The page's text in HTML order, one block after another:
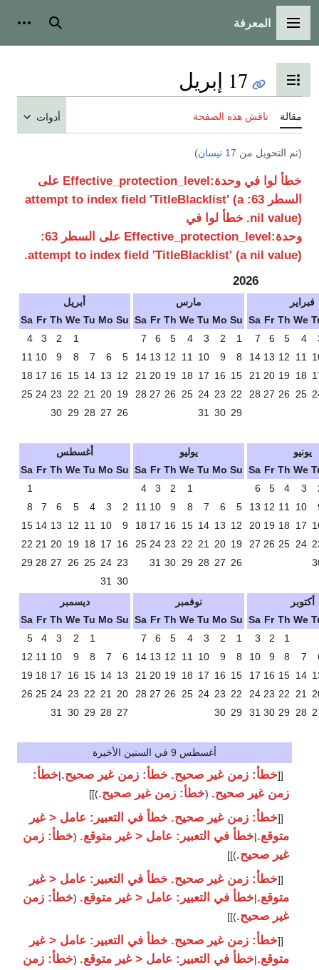
القائمة الرئيسية
المعرفة بحث
تبديل عرض جدول المحتويات
17 إبريل
مقالة ناقش هذه الصفحة أدوات
(تم التحويل من 17 نيسان )
خطأ لوا في وحدة:Effective_protection_level على
السطر 63: attempt to index field 'TitleBlacklist' (a
nil value). خطأ لوا في
وحدة:Effective_protection_level على السطر 63:
attempt to index field 'TitleBlacklist' (a nil value).
2026
فبراير
We
Th
Fr
Sa
4
5
6
7
11
12
13
14
18
19
20
21
25
26
27
28
مارس
Su
Mo
Tu
We
Th
Fr
Sa
1
2
3
4
5
6
7
8
9
10
11
12
13
14
15
16
17
18
19
20
21
22
23
24
25
26
27
28
29
30
31
أبريل
Su
Mo
Tu
We
Th
Fr
Sa
1
2
3
4
5
6
7
8
9
10
11
12
13
14
15
16
17
18
19
20
21
22
23
24
25
26
27
28
29
30
يونيو
We
Th
Fr
Sa
3
4
5
6
10
11
12
13
17
18
19
20
24
25
26
27
يوليو
Su
Mo
Tu
We
Th
Fr
Sa
1
2
3
4
5
6
7
8
9
10
11
12
13
14
15
16
17
18
19
20
21
22
23
24
25
26
27
28
29
30
31
أغسطس
Su
Mo
Tu
We
Th
Fr
Sa
1
2
3
4
5
6
7
8
9
10
11
12
13
14
15
16
17
18
19
20
21
22
23
24
25
26
27
28
29
30
31
أكتوبر
We
Th
Fr
Sa
1
2
3
7
8
9
10
14
15
16
17
21
22
23
24
28
29
30
31
نوفمبر
Su
Mo
Tu
We
Th
Fr
Sa
1
2
3
4
5
6
7
8
9
10
11
12
13
14
15
16
17
18
19
20
21
22
23
24
25
26
27
28
29
30
ديسمبر
Su
Mo
Tu
We
Th
Fr
Sa
1
2
3
4
5
6
7
8
9
10
11
12
13
14
15
16
17
18
19
20
21
22
23
24
25
26
27
28
29
30
31
أغسطس 9 في السنين الأخيرة
[[خطأ: زمن غير صحيح. خطأ: زمن غير صحيح.|خطأ:
زمن غير صحيح. (خطأ: زمن غير صحيح.)]]
[[خطأ: زمن غير صحيح. خطأ في التعبير: عامل < غير
متوقع.|خطأ في التعبير: عامل < غير متوقع. (خطأ: زمن
غير صحيح.)]]
[[خطأ: زمن غير صحيح. خطأ في التعبير: عامل < غير
متوقع.|خطأ في التعبير: عامل < غير متوقع. (خطأ: زمن
غير صحيح.)]]
[[خطأ: زمن غير صحيح. خطأ في التعبير: عامل < غير
متوقع.|خطأ في التعبير: عامل < غير متوقع. (خطأ: زمن